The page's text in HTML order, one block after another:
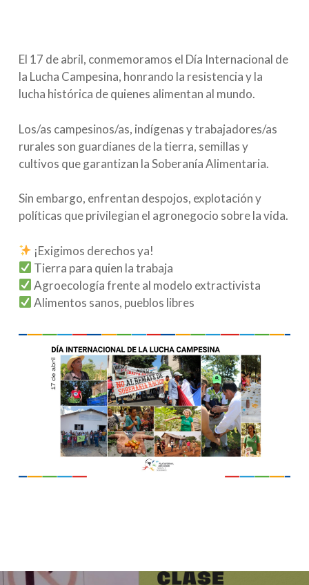
El 17 de abril, conmemoramos el Día Internacional de
la Lucha Campesina, honrando la resistencia y la
lucha histórica de quienes alimentan al mundo.
Los/as campesinos/as, indígenas y trabajadores/as
rurales son guardianes de la tierra, semillas y
cultivos que garantizan la Soberanía Alimentaria.
Sin embargo, enfrentan despojos, explotación y
políticas que privilegian el agronegocio sobre la vida.
¡Exigimos derechos ya!
Tierra para quien la trabaja
Agroecología frente al modelo extractivista
Alimentos sanos, pueblos libres